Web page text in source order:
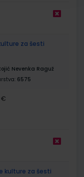
za šesti
Nevenka Raguž
6575
€
kulture za šesti